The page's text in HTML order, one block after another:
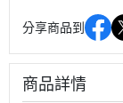
分享商品到
商品詳情